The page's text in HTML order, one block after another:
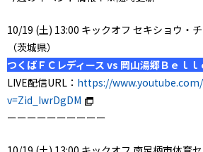
10/19 (土) 13:00 キックオフ セキショウ・
（茨城県）
つくばＦＣレディース vs 岡山湯郷Ｂｅｌｌ
LIVE配信URL： https://
v=Zid_IwrDgDM
ーーーーーーーーーー